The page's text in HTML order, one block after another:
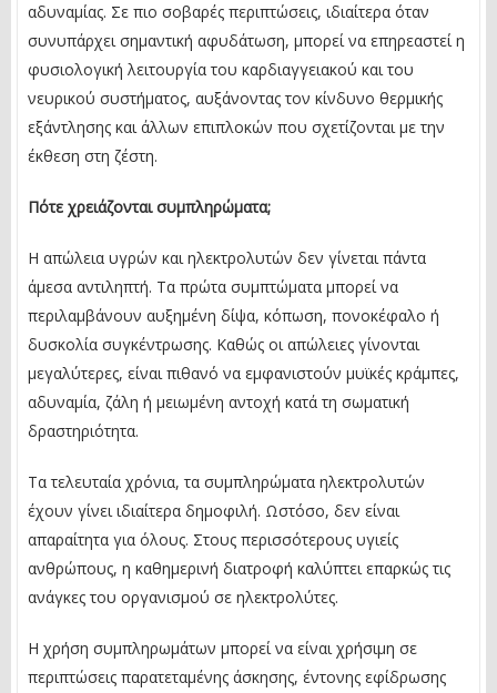
αδυναμίας. Σε πιο σοβαρές περιπτώσεις, ιδιαίτερα όταν
συνυπάρχει σημαντική αφυδάτωση, μπορεί να επηρεαστεί η
φυσιολογική λειτουργία του καρδιαγγειακού και του
νευρικού συστήματος, αυξάνοντας τον κίνδυνο θερμικής
εξάντλησης και άλλων επιπλοκών που σχετίζονται με την
έκθεση στη ζέστη.
Πότε χρειάζονται συμπληρώματα;
Η απώλεια υγρών και ηλεκτρολυτών δεν γίνεται πάντα
άμεσα αντιληπτή. Τα πρώτα συμπτώματα μπορεί να
περιλαμβάνουν αυξημένη δίψα, κόπωση, πονοκέφαλο ή
δυσκολία συγκέντρωσης. Καθώς οι απώλειες γίνονται
μεγαλύτερες, είναι πιθανό να εμφανιστούν μυϊκές κράμπες,
αδυναμία, ζάλη ή μειωμένη αντοχή κατά τη σωματική
δραστηριότητα.
Τα τελευταία χρόνια, τα συμπληρώματα ηλεκτρολυτών
έχουν γίνει ιδιαίτερα δημοφιλή. Ωστόσο, δεν είναι
απαραίτητα για όλους. Στους περισσότερους υγιείς
ανθρώπους, η καθημερινή διατροφή καλύπτει επαρκώς τις
ανάγκες του οργανισμού σε ηλεκτρολύτες.
Η χρήση συμπληρωμάτων μπορεί να είναι χρήσιμη σε
περιπτώσεις παρατεταμένης άσκησης, έντονης εφίδρωσης